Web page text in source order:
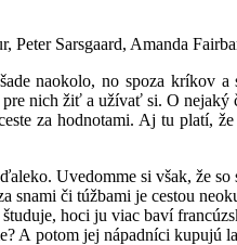
Sarsgaard, Amanda
naokolo, no spoza
nich žiť a užívať si. O nejaký
za hodnotami. Aj tu platí,
Uvedomme si však, že
snami či túžbami je cestou
hoci ju viac baví
A potom jej nápadníci kupujú